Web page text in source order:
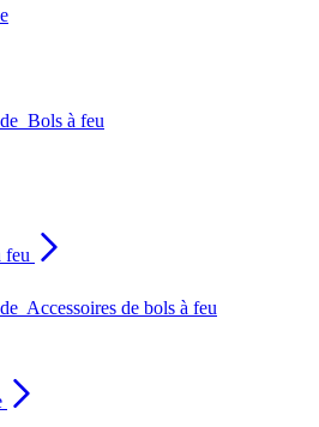
Bols à feu
feu
Accessoires de bols à feu